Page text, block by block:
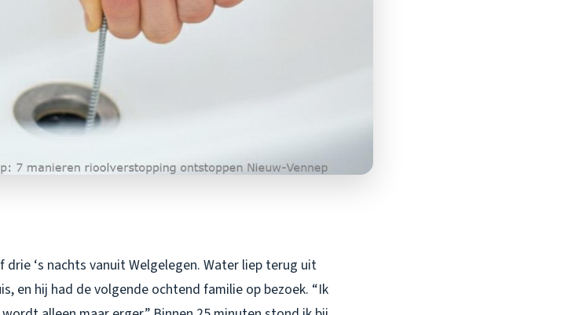
‘s nachts vanuit Welgelegen. Water liep terug uit
en hij had de volgende ochtend familie op bezoek. “Ik